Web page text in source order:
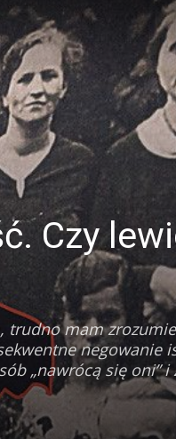
Czy
trudno mam
negowanie
„nawrócą się oni” i